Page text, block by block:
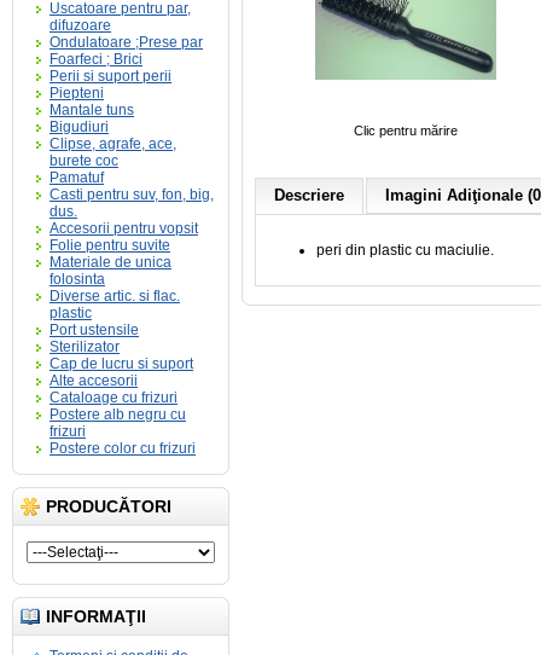
Uscatoare pentru par,
difuzoare
Ondulatoare ;Prese par
Foarfeci ; Brici
Perii si suport perii
Piepteni
Mantale tuns
Bigudiuri
Clipse, agrafe, ace,
burete coc
Pamatuf
Casti pentru suv, fon, big,
dus.
Accesorii pentru vopsit
Folie pentru suvite
Materiale de unica
folosinta
Diverse artic. si flac.
plastic
Port ustensile
Sterilizator
Cap de lucru si suport
Alte accesorii
Cataloage cu frizuri
Postere alb negru cu
frizuri
Postere color cu frizuri
PRODUCĂTORI
INFORMAŢII
Clic pentru mărire
Descriere Imagini Adiţionale
peri din plastic cu maciulie.